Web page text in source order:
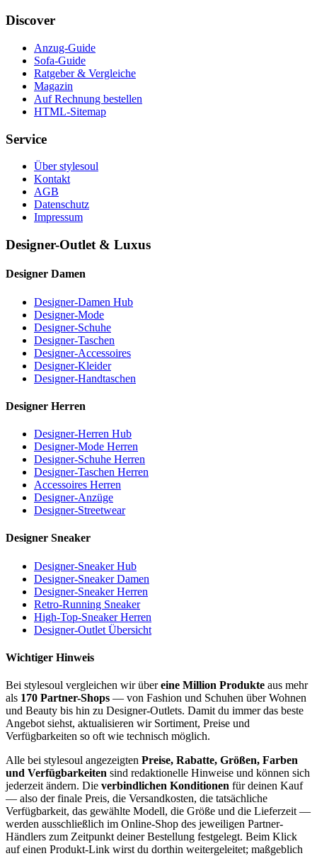
Discover
Anzug-Guide
Sofa-Guide
Ratgeber & Vergleiche
Magazin
Auf Rechnung bestellen
HTML-Sitemap
Service
Über stylesoul
Kontakt
AGB
Datenschutz
Impressum
Designer-Outlet & Luxus
Designer Damen
Designer-Damen Hub
Designer-Mode
Designer-Schuhe
Designer-Taschen
Designer-Accessoires
Designer-Kleider
Designer-Handtaschen
Designer Herren
Designer-Herren Hub
Designer-Mode Herren
Designer-Schuhe Herren
Designer-Taschen Herren
Accessoires Herren
Designer-Anzüge
Designer-Streetwear
Designer Sneaker
Designer-Sneaker Hub
Designer-Sneaker Damen
Designer-Sneaker Herren
Retro-Running Sneaker
High-Top-Sneaker Herren
Designer-Outlet Übersicht
Wichtiger Hinweis
Bei stylesoul vergleichen wir übereine Million Produkte aus mehr
als 170 Partner-Shops — von Fashion und Schuhen über Wohnen
und Beauty bis hin zu Designer-Outlets. Damit du immer das beste
Angebot siehst, aktualisieren wir Sortiment, Preise und
Verfügbarkeiten so oft wie technisch möglich.
Alle bei stylesoul angezeigten Preise, Rabatte, Größen, Farben
und Verfügbarkeiten sind redaktionelle Hinweise und können sich
jederzeit ändern. Die verbindlichen Konditionen für deinen Kauf
— also der finale Preis, die Versandkosten, die tatsächliche
Verfügbarkeit, das gewählte Modell, die Größe und die Lieferzeit —
werden ausschließlich im Online-Shop des jeweiligen Partner-
Händlers zum Zeitpunkt deiner Bestellung festgelegt. Beim Klick
auf einen Produkt-Link wirst du dorthin weitergeleitet; maßgeblich